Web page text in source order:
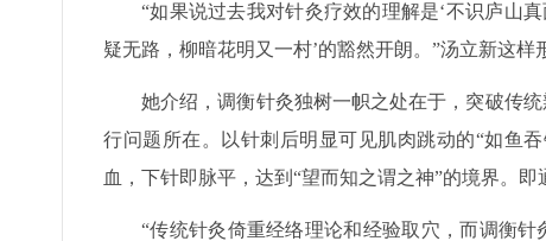
“如果说过去我对针灸疗效的理解是‘不识庐山
疑无路，柳暗花明又一村’的豁然开朗。”汤立新这样
她介绍，调衡针灸独树一帜之处在于，突破传
行问题所在。以针刺后明显可见肌肉跳动的“如鱼
血，下针即脉平，达到“望而知之谓之神”的境界。即
“传统针灸倚重经络理论和经验取穴，而调衡